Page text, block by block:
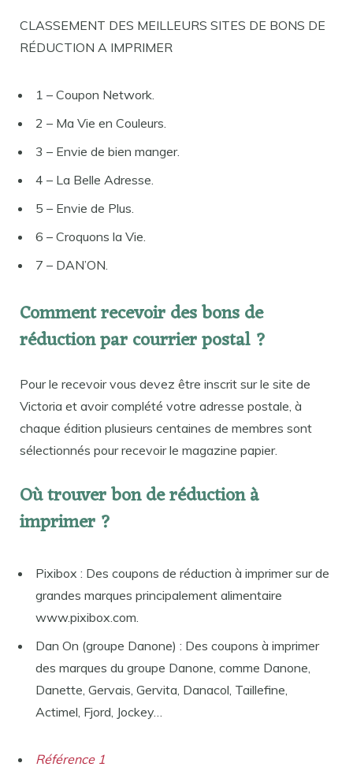
CLASSEMENT DES MEILLEURS SITES DE BONS DE
RÉDUCTION A IMPRIMER
1 – Coupon Network.
2 – Ma Vie en Couleurs.
3 – Envie de bien manger.
4 – La Belle Adresse.
5 – Envie de Plus.
6 – Croquons la Vie.
7 – DAN’ON.
Comment recevoir des bons de
réduction par courrier postal ?
Pour le recevoir vous devez être inscrit sur le site de
Victoria et avoir complété votre adresse postale, à
chaque édition plusieurs centaines de membres sont
sélectionnés pour recevoir le magazine papier.
Où trouver bon de réduction à
imprimer ?
Pixibox : Des coupons de réduction à imprimer sur de
grandes marques principalement alimentaire
www.pixibox.com.
Dan On (groupe Danone) : Des coupons à imprimer
des marques du groupe Danone, comme Danone,
Danette, Gervais, Gervita, Danacol, Taillefine,
Actimel, Fjord, Jockey…
Référence 1